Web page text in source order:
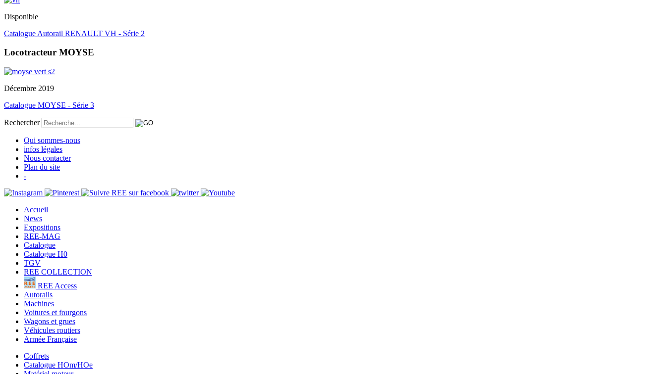
Disponible
Catalogue Autorail RENAULT VH - Série 2
Locotracteur MOYSE
Décembre 2019
Catalogue MOYSE - Série 3
Rechercher
Qui sommes-nous
infos légales
Nous contacter
Plan du site
-
Accueil
News
Expositions
REE-MAG
Catalogue
Catalogue H0
TGV
REE COLLECTION
REE Access
Autorails
Machines
Voitures et fourgons
Wagons et grues
Véhicules routiers
Armée Française
Coffrets
Catalogue HOm/HOe